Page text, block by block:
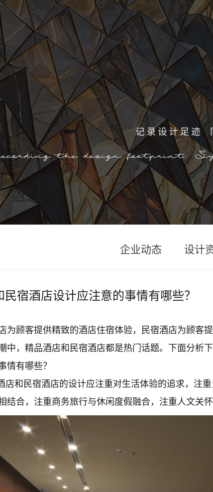
企业动态 设计
宿酒店设计应注意的事情有哪些？
为顾客提供精致的酒店住宿体验，民宿酒店为顾客
中，精品酒店和民宿酒店都是热门话题。下面分析
情有哪些？
店和民宿酒店的设计应注重对生活体验的追求，注
结合，注重商务旅行与休闲度假融合，注重人文关